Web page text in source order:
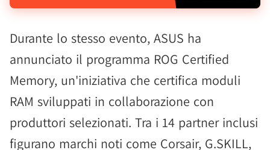
Durante lo stesso evento, ASUS ha
annunciato il programma ROG Certified
Memory, un'iniziativa che certifica moduli
RAM sviluppati in collaborazione con
produttori selezionati. Tra i 14 partner inclusi
figurano marchi noti come Corsair, G.SKILL,